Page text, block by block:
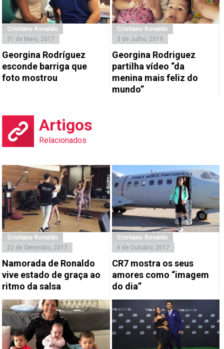
Cristiano Ronaldo
31 de Maio, 2017
Georgina Rodríguez
esconde barriga que
foto mostrou
Cristiano Ronaldo
3 de Julho, 2019
Georgina Rodriguez
partilha vídeo “da
menina mais feliz do
mundo”
Artigos
Relacionados
Cristiano Ronaldo
22 de Setembro, 2017
Namorada de Ronaldo
vive estado de graça ao
ritmo da salsa
Cristiano Ronaldo
6 de Outubro, 2017
CR7 mostra os seus
amores como “imagem
do dia”